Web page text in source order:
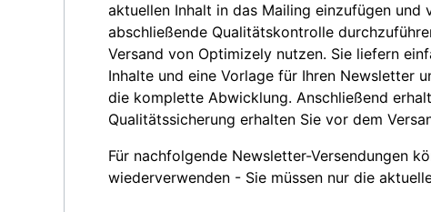
aktuellen Inhalt in das Mailing einzufügen und
abschließende Qualitätskontrolle
Versand von Optimizely nutzen. Sie liefern
Inhalte und eine Vorlage für Ihren Newsletter
die komplette Abwicklung. Anschließend
Qualitätssicherung erhalten Sie vor dem
Für nachfolgende Newsletter-Versendungen
wiederverwenden - Sie müssen nur die